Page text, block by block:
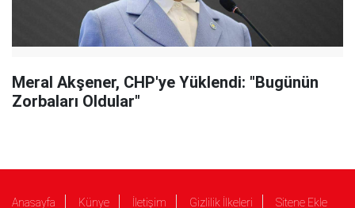
Meral Akşener, CHP'ye Yüklendi: "Bugünün
Zorbaları Oldular"
Anasayfa Künye İletişim Gizlilik İlkeleri Sitene Ekle